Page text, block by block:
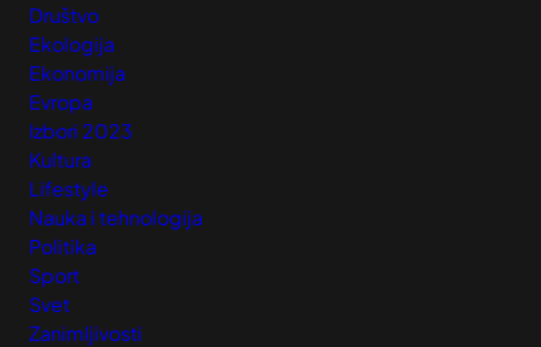
Društvo
Ekologija
Ekonomija
Evropa
Izbori 2023
Kultura
Lifestyle
Nauka i tehnologija
Politika
Sport
Svet
Zanimljivosti